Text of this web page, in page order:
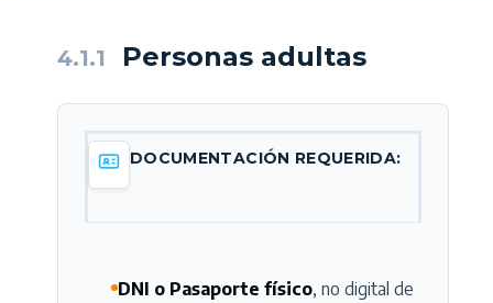
4.1.1 Personas adultas
DOCUMENTACIÓN REQUERIDA:
DNI o Pasaporte físico, no digital de